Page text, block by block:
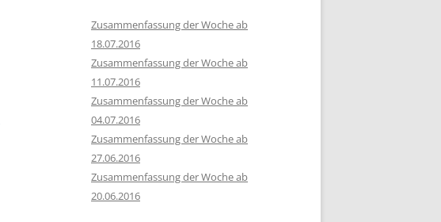
Zusammenfassung der Woche ab
18.07.2016
Zusammenfassung der Woche ab
11.07.2016
Zusammenfassung der Woche ab
04.07.2016
Zusammenfassung der Woche ab
27.06.2016
Zusammenfassung der Woche ab
20.06.2016